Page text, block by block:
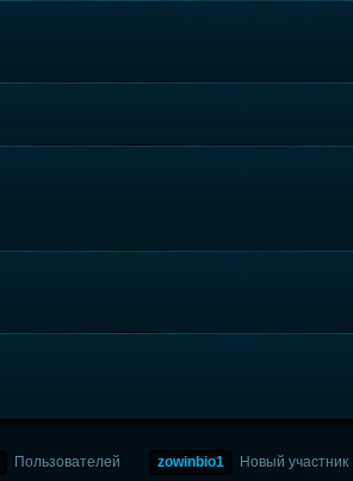
Пользователей zowinbio1 Новый участник